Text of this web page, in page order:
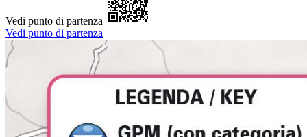
Vedi punto di partenza
Vedi punto di partenza